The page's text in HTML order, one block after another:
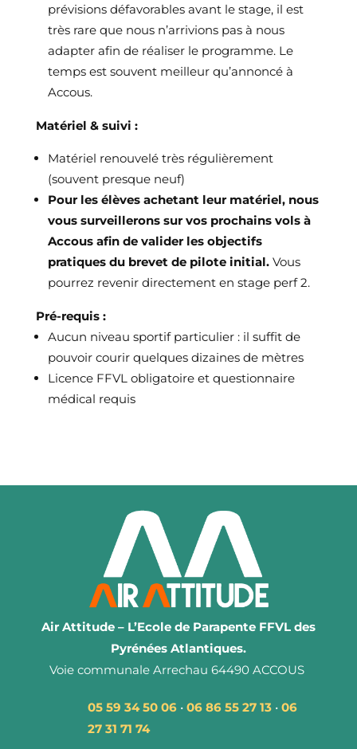
prévisions défavorables avant le stage, il est
très rare que nous n’arrivions pas à nous
adapter afin de réaliser le programme. Le
temps est souvent meilleur qu’annoncé à
Accous.
Matériel & suivi :
Matériel renouvelé très régulièrement
(souvent presque neuf)
Pour les élèves achetant leur matériel, nous
vous surveillerons sur vos prochains vols à
Accous afin de valider les objectifs
pratiques du brevet de pilote initial.Vous
pourrez revenir directement en stage perf 2.
Pré-requis :
Aucun niveau sportif particulier : il suffit de
pouvoir courir quelques dizaines de mètres
Licence FFVL obligatoire et questionnaire
médical requis
Air Attitude – L’Ecole de Parapente FFVL des
Pyrénées Atlantiques.
Voie communale Arrechau 64490 ACCOUS
05 59 34 50 06 • 06 86 55 27 13 • 06
27 31 71 74